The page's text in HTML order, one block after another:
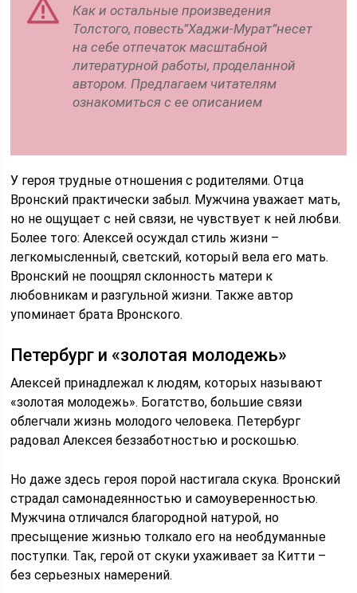
Как и остальные произведения
Толстого, повесть”Хаджи-Мурат”несет
на себе отпечаток масштабной
литературной работы, проделанной
автором. Предлагаем читателям
ознакомиться с ее описанием
У героя трудные отношения с родителями. Отца
Вронский практически забыл. Мужчина уважает мать,
но не ощущает с ней связи, не чувствует к ней любви.
Более того: Алексей осуждал стиль жизни –
легкомысленный, светский, который вела его мать.
Вронский не поощрял склонность матери к
любовникам и разгульной жизни. Также автор
упоминает брата Вронского.
Петербург и «золотая молодежь»
Алексей принадлежал к людям, которых называют
«золотая молодежь». Богатство, большие связи
облегчали жизнь молодого человека. Петербург
радовал Алексея беззаботностью и роскошью.
Но даже здесь героя порой настигала скука. Вронский
страдал самонадеянностью и самоуверенностью.
Мужчина отличался благородной натурой, но
пресыщение жизнью толкало его на необдуманные
поступки. Так, герой от скуки ухаживает за Китти –
без серьезных намерений.